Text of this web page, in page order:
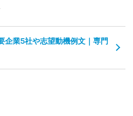
企業5社や志望動機例文｜専門